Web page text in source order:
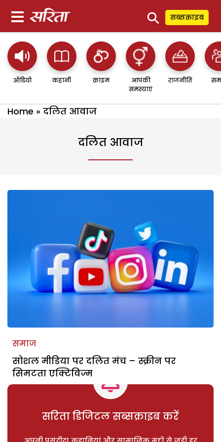
⚲ सब्सक्राइब
ऑडियो कहानी क्राइम
आपकी
समस्याएं
राजनीति
Home » दलित आवाज
दलित आवाज
समाज
सोशल मीडिया पर दलित मंच – स्क्रीन पर
सिमटता एक्टिविज्म
सरिता डिजिटल सब्सक्राइब करें